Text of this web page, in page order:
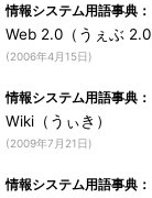
情報システム用語事典：
Web 2.0（うぇぶ 2.0
(2006年4月15日)
情報システム用語事典：
Wiki（うぃき）
(2009年7月21日)
情報システム用語事典：